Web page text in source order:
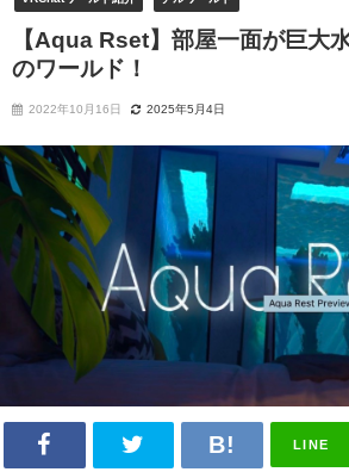
【Aqua Rset】部屋一面が巨大
のワールド！
2022年10月16日 2025年5月4日
LINE